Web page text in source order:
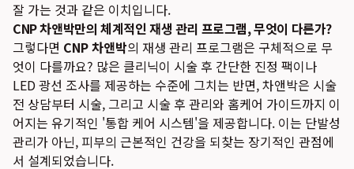
잘 가는 것과 같은 이치입니다.
CNP 차앤박만의 체계적인 재생 관리 프로그램, 무엇이 다른가?
그렇다면 CNP 차앤박의 재생 관리 프로그램은 구체적으로 무
엇이 다를까요? 많은 클리닉이 시술 후 간단한 진정 팩이나
LED 광선 조사를 제공하는 수준에 그치는 반면, 차앤박은 시술
전 상담부터 시술, 그리고 시술 후 관리와 홈케어 가이드까지 이
어지는 유기적인 '통합 케어 시스템'을 제공합니다. 이는 단발성
관리가 아닌, 피부의 근본적인 건강을 되찾는 장기적인 관점에
서 설계되었습니다.